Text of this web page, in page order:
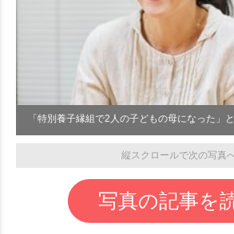
「特別養子縁組で2人の子どもの母になった」
縦スクロールで次の写真
写真の記事を